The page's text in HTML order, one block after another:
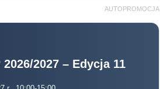
AUTOPROMOCJA
2027 – Edycja 11